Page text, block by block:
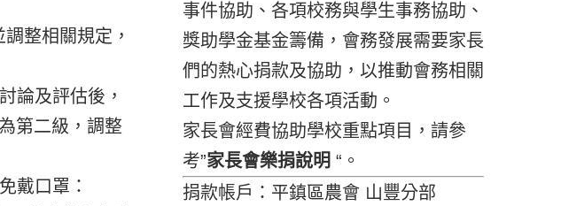
整相關規定，
論及評估後，
第二級，調整
戴口罩：
事件協助、各項校務與學生事務協助、
獎助學金基金籌備，會務發展需要家長
們的熱心捐款及協助，以推動會務相關
工作及支援學校各項活動。
家長會經費協助學校重點項目，請參
考”家長會樂捐說明 “。
捐款帳戶：平鎮區農會 山豐分部